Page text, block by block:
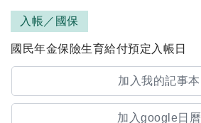
入帳／國保
國民年金保險生育給付預定入帳日
加入我的記事本
加入google日曆